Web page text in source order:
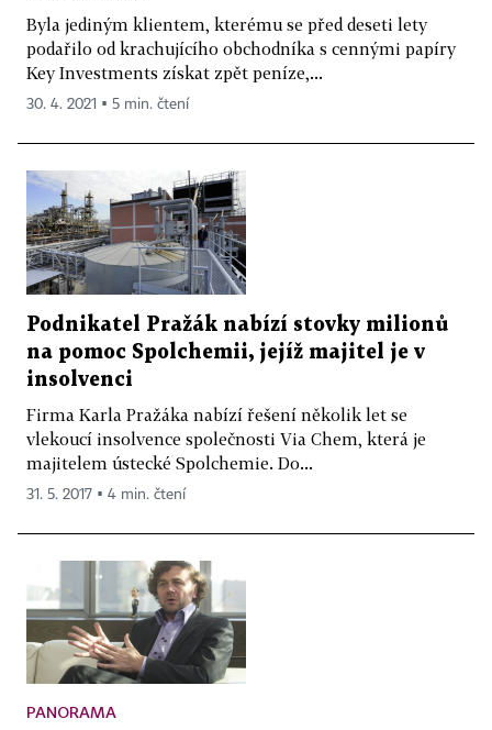
Byla jediným klientem, kterému se před deseti lety
podařilo od krachujícího obchodníka s cennými papíry
Key Investments získat zpět peníze,...
30. 4. 2021 ▪ 5 min. čtení
Podnikatel Pražák nabízí stovky milionů
na pomoc Spolchemii, jejíž majitel je v
insolvenci
Firma Karla Pražáka nabízí řešení několik let se
vlekoucí insolvence společnosti Via Chem, která je
majitelem ústecké Spolchemie. Do...
31. 5. 2017 ▪ 4 min. čtení
PANORAMA